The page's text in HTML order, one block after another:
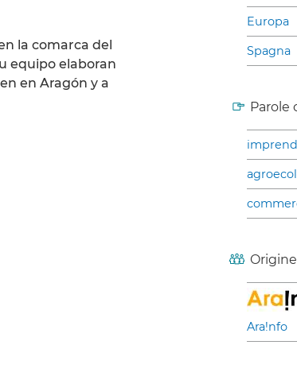
la comarca del
equipo elaboran
en Aragón y a
Europa
Spagna
Parole
Ara!nfo